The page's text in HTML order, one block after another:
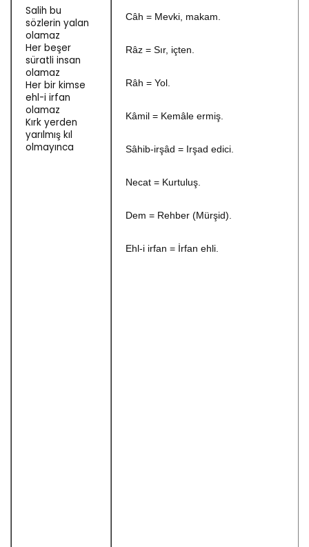
Salih bu
sözlerin yalan
olamaz
Her beşer
süratli insan
olamaz
Her bir kimse
ehl-i irfan
olamaz
Kırk yerden
yarılmış kıl
olmayınca
Câh = Mevki, makam.
Râz = Sır, içten.
Râh = Yol.
Kâmil = Kemâle ermiş.
Sâhib-irşâd = Irşad edici.
Necat = Kurtuluş.
Dem = Rehber (Mürşid).
Ehl-i irfan = İrfan ehli.